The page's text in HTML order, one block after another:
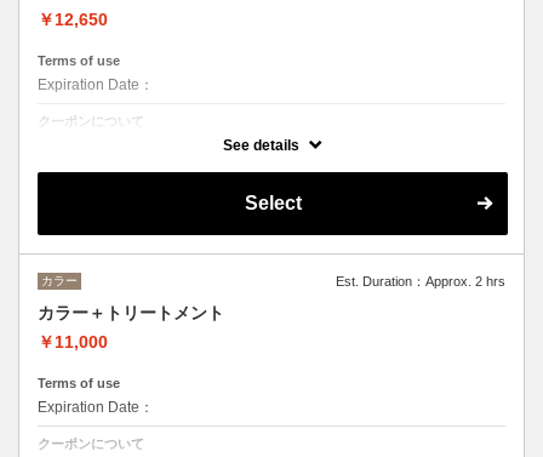
￥12,650
Terms of use
Expiration Date：
クーポンについて
何度かプリーチを繰り返している方むけです。
See details
Select
カラー Est. Duration：Approx. 2 hrs
カラー＋トリートメント
￥11,000
Terms of use
Expiration Date：
クーポンについて